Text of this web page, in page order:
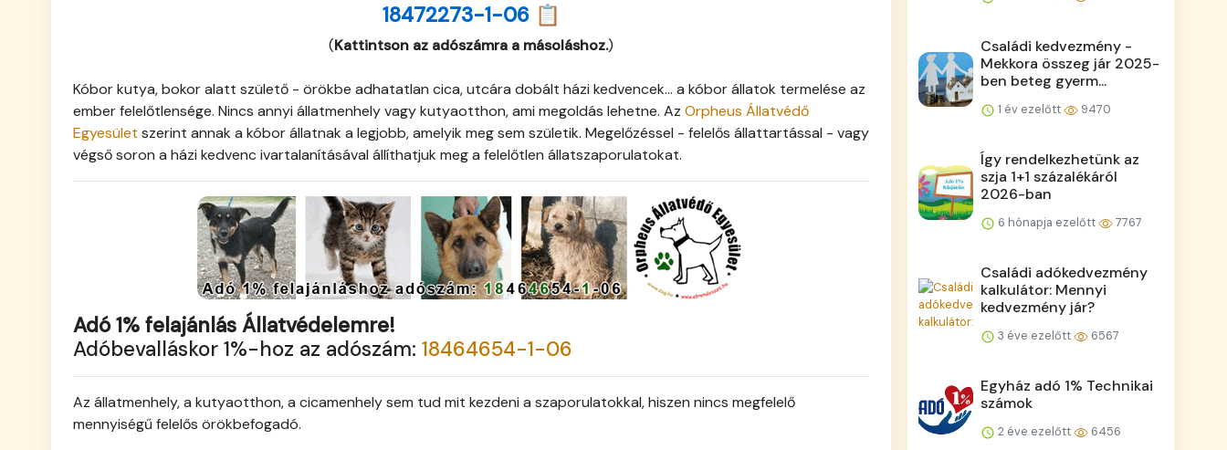
18472273-1-06 📋
(Kattintson az adószámra a másoláshoz.)
Kóbor kutya, bokor alatt születő - örökbe adhatatlan cica, utcára dobált házi kedvencek... a kóbor állatok termelése az
ember felelőtlensége. Nincs annyi állatmenhely vagy kutyaotthon, ami megoldás lehetne. Az Orpheus Állatvédő
Egyesület szerint annak a kóbor állatnak a legjobb, amelyik meg sem születik. Megelőzéssel - felelős állattartással - vagy
végső soron a házi kedvenc ivartalanításával állíthatjuk meg a felelőtlen állatszaporulatokat.
Adó 1% felajánlás Állatvédelemre!
Adóbevalláskor 1%-hoz az adószám: 18464654-1-06
Az állatmenhely, a kutyaotthon, a cicamenhely sem tud mit kezdeni a szaporulatokkal, hiszen nincs megfelelő
mennyiségű felelős örökbefogadó.
Családi kedvezmény -
Mekkora összeg jár 2025-
ben beteg gyerm...
1 év ezelőtt 9470
Így rendelkezhetünk az
szja 1+1 százalékáról
2026-ban
6 hónapja ezelőtt 7767
Családi adókedvezmény
kalkulátor: Mennyi
kedvezmény jár?
3 éve ezelőtt 6567
Egyház adó 1% Technikai
számok
2 éve ezelőtt 6456